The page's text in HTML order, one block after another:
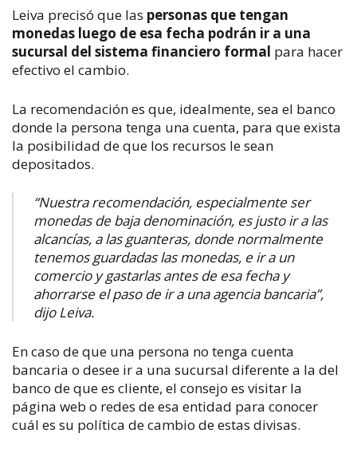
Leiva precisó que las personas que tengan
monedas luego de esa fecha podrán ir a una
sucursal del sistema financiero formal para hacer
efectivo el cambio.
La recomendación es que, idealmente, sea el banco
donde la persona tenga una cuenta, para que exista
la posibilidad de que los recursos le sean
depositados.
“Nuestra recomendación, especialmente ser
monedas de baja denominación, es justo ir a las
alcancías, a las guanteras, donde normalmente
tenemos guardadas las monedas, e ir a un
comercio y gastarlas antes de esa fecha y
ahorrarse el paso de ir a una agencia bancaria”,
dijo Leiva.
En caso de que una persona no tenga cuenta
bancaria o desee ir a una sucursal diferente a la del
banco de que es cliente, el consejo es visitar la
página web o redes de esa entidad para conocer
cuál es su política de cambio de estas divisas.